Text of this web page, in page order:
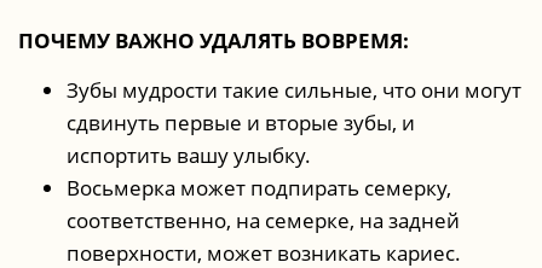
ПОЧЕМУ ВАЖНО УДАЛЯТЬ ВОВРЕМЯ:
Зубы мудрости такие сильные, что они могут
сдвинуть первые и вторые зубы, и
испортить вашу улыбку.
Восьмерка может подпирать семерку,
соответственно, на семерке, на задней
поверхности, может возникать кариес.